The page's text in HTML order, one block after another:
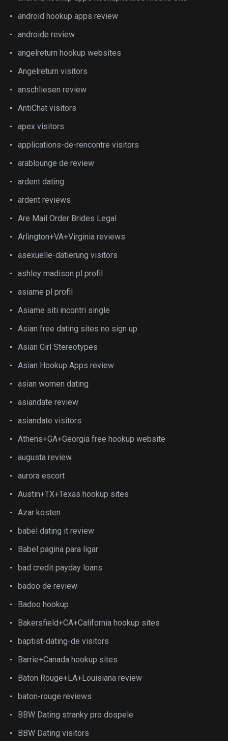
android hookup apps review
androide review
angelreturn hookup websites
Angelreturn visitors
anschliesen review
AntiChat visitors
apex visitors
applications-de-rencontre visitors
arablounge de review
ardent dating
ardent reviews
Are Mail Order Brides Legal
Arlington+VA+Virginia reviews
asexuelle-datierung visitors
ashley madison pl profil
asiame pl profil
Asiame siti incontri single
Asian free dating sites no sign up
Asian Girl Stereotypes
Asian Hookup Apps review
asian women dating
asiandate review
asiandate visitors
Athens+GA+Georgia free hookup website
augusta review
aurora escort
Austin+TX+Texas hookup sites
Azar kosten
babel dating it review
Babel pagina para ligar
bad credit payday loans
badoo de review
Badoo hookup
Bakersfield+CA+California hookup sites
baptist-dating-de visitors
Barrie+Canada hookup sites
Baton Rouge+LA+Louisiana review
baton-rouge reviews
BBW Dating stranky pro dospele
BBW Dating visitors